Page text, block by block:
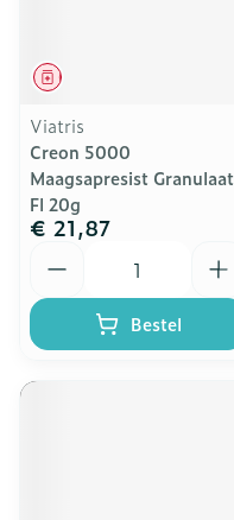
Geneesmiddel
Viatris
Creon 5000
Maagsapresist Granulaat
Fl 20g
€ 21,87
Bestel